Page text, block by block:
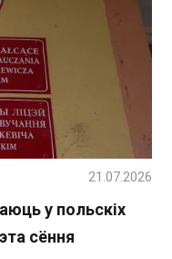
у польскіх
сёння
21.07.2026